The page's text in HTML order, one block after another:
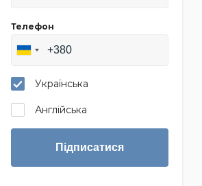
Телефон
Українська
Англійська
Підписатися